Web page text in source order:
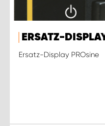
ERSATZ-
Ersatz-Display PROsine